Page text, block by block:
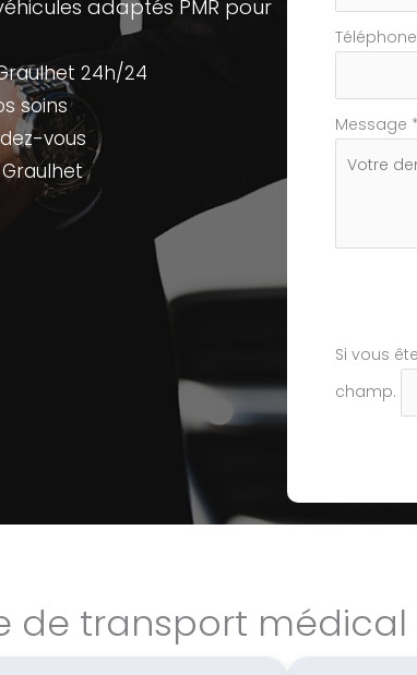
adaptés PMR pour
24h/24
soins
vous
Téléphone
Message *
Si vous
champ.
de transport